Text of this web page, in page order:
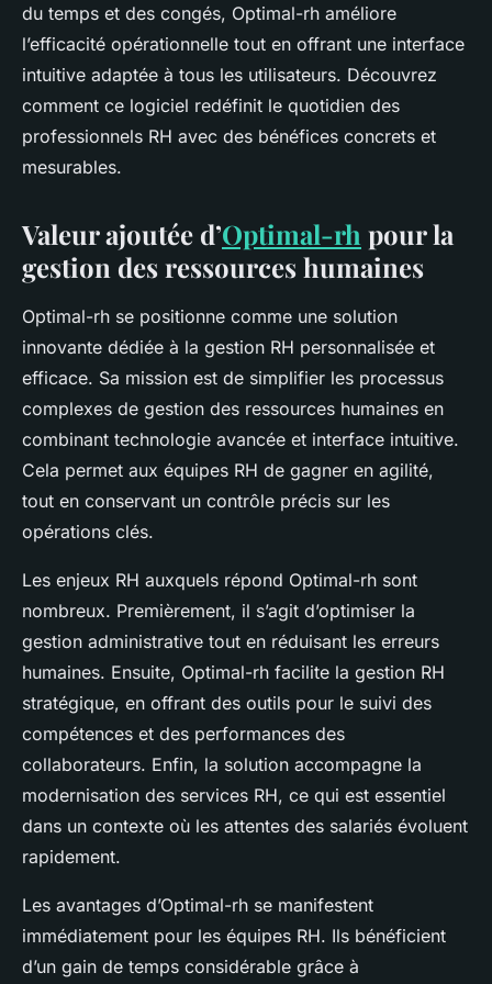
du temps et des congés, Optimal-rh améliore
l’efficacité opérationnelle tout en offrant une interface
intuitive adaptée à tous les utilisateurs. Découvrez
comment ce logiciel redéfinit le quotidien des
professionnels RH avec des bénéfices concrets et
mesurables.
Valeur ajoutée d’Optimal-rh pour la
gestion des ressources humaines
Optimal-rh se positionne comme une solution
innovante dédiée à la gestion RH personnalisée et
efficace. Sa mission est de simplifier les processus
complexes de gestion des ressources humaines en
combinant technologie avancée et interface intuitive.
Cela permet aux équipes RH de gagner en agilité,
tout en conservant un contrôle précis sur les
opérations clés.
Les enjeux RH auxquels répond Optimal-rh sont
nombreux. Premièrement, il s’agit d’optimiser la
gestion administrative tout en réduisant les erreurs
humaines. Ensuite, Optimal-rh facilite la gestion RH
stratégique, en offrant des outils pour le suivi des
compétences et des performances des
collaborateurs. Enfin, la solution accompagne la
modernisation des services RH, ce qui est essentiel
dans un contexte où les attentes des salariés évoluent
rapidement.
Les avantages d’Optimal-rh se manifestent
immédiatement pour les équipes RH. Ils bénéficient
d’un gain de temps considérable grâce à